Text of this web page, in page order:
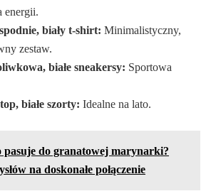
energii.
biały t-shirt: Minimalistyczny,
zestaw.
białe sneakersy: Sportowa
białe szorty: Idealne na lato.
pasuje do granatowej marynarki?
na doskonałe połączenie